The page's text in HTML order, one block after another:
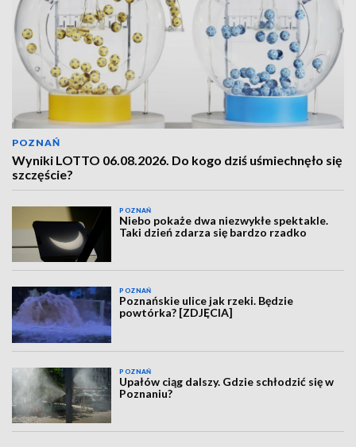
POZNAŃ
Wyniki LOTTO 06.08.2026. Do kogo dziś uśmiechnęło się
szczęście?
POZNAŃ
Niebo pokaże dwa niezwykłe spektakle.
Taki dzień zdarza się bardzo rzadko
POZNAŃ
Poznańskie ulice jak rzeki. Będzie
powtórka? [ZDJĘCIA]
POZNAŃ
Upałów ciąg dalszy. Gdzie schłodzić się w
Poznaniu?